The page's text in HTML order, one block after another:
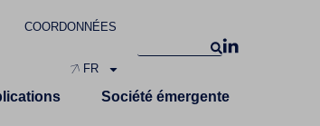
COORDONNÉES
FR
Société émergente